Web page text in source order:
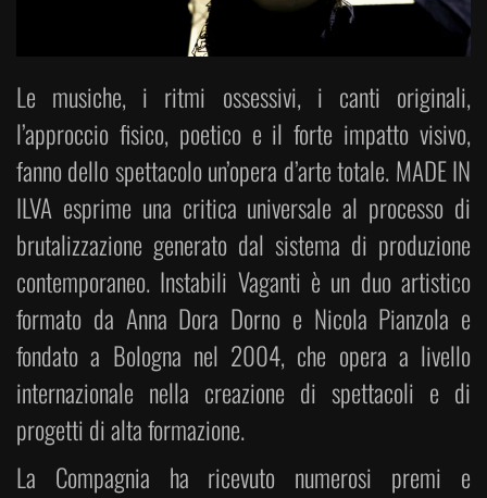
Le musiche, i ritmi ossessivi, i canti originali,
l’approccio fisico, poetico e il forte impatto visivo,
fanno dello spettacolo un’opera d’arte totale. MADE IN
ILVA esprime una critica universale al processo di
brutalizzazione generato dal sistema di produzione
contemporaneo. Instabili Vaganti è un duo artistico
formato da Anna Dora Dorno e Nicola Pianzola e
fondato a Bologna nel 2004, che opera a livello
internazionale nella creazione di spettacoli e di
progetti di alta formazione.
La Compagnia ha ricevuto numerosi premi e